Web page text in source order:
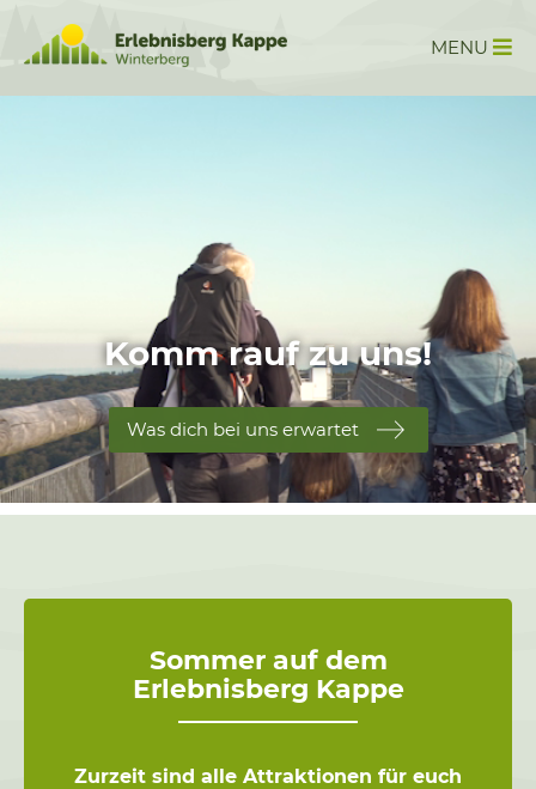
MENU
Komm rauf zu uns!
Was dich bei uns erwartet
Sommer auf dem
Erlebnisberg Kappe
Zurzeit sind alle Attraktionen für euch